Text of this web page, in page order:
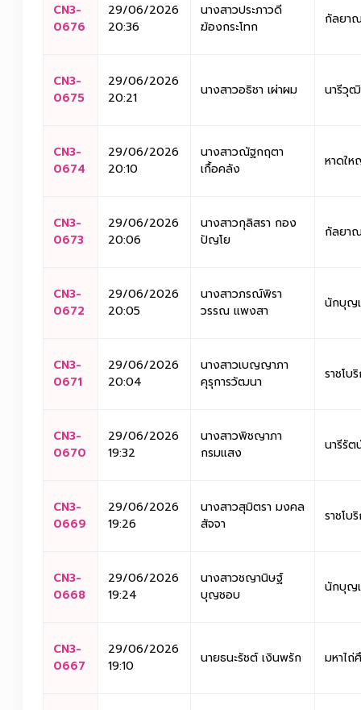
CN3-
0676
29/06/2026
20:36
นางสาวประภาวดี
ฆ้องกระโทก
กัลยา
CN3-
0675
29/06/2026
20:21
นางสาวอธิชา เผ่าผม นารีวุฒิ
CN3-
0674
29/06/2026
20:10
นางสาวณัฐกฤตา
เกื้อคลัง
หาดใ
CN3-
0673
29/06/2026
20:06
นางสาวกุลิสรา กอง
ปัญโย
กัลยา
CN3-
0672
29/06/2026
20:05
นางสาวภรณ์พิรา
วรรณ แพงสา
นักบุญ
CN3-
0671
29/06/2026
20:04
นางสาวเบญญาภา
คุรุการวัฒนา
ราชโบ
CN3-
0670
29/06/2026
19:32
นางสาวพิชญาภา
กรมแสง
นารีรั
CN3-
0669
29/06/2026
19:26
นางสาวสุมิตรา มงคล
สัจจา
ราชโบ
CN3-
0668
29/06/2026
19:24
นางสาวชญานิษฐ์
บุญชอบ
นักบุญ
CN3-
0667
29/06/2026
19:10
นายธนะรัชต์ เงินพรัก มหาไถ่